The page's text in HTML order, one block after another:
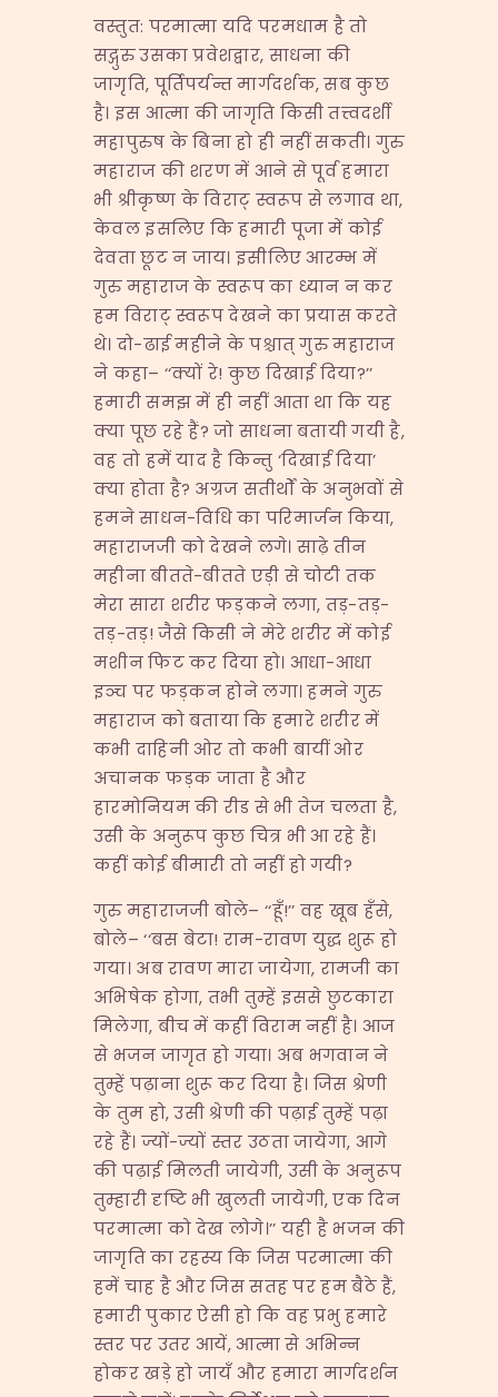
वस्तुत: परमात्मा यदि परमधाम है तो
सद्गुरु उसका प्रवेशद्वार, साधना की
जागृति, पूर्तिपर्यन्त मार्गदर्शक, सब कुछ
है। इस आत्मा की जागृति किसी तत्त्वदर्शी
महापुरुष के बिना हो ही नहीं सकती। गुरु
महाराज की शरण में आने से पूर्व हमारा
भी श्रीकृष्ण के विराट् स्वरूप से लगाव था,
केवल इसलिए कि हमारी पूजा में कोई
देवता छूट न जाय। इसीलिए आरम्भ में
गुरु महाराज के स्वरूप का ध्यान न कर
हम विराट् स्वरूप देखने का प्रयास करते
थे। दो-ढाई महीने के पश्चात् गुरु महाराज
ने कहा– ‘‘क्यों रे! कुछ दिखाई दिया?’’
हमारी समझ में ही नहीं आता था कि यह
क्या पूछ रहे हैं? जो साधना बतायी गयी है,
वह तो हमें याद है किन्तु ‘दिखाई दिया’
क्या होता है? अग्रज सतीर्थों के अनुभवों से
हमने साधन-विधि का परिमार्जन किया,
महाराजजी को देखने लगे। साढ़े तीन
महीना बीतते-बीतते एड़ी से चोटी तक
मेरा सारा शरीर फड़कने लगा, तड़-तड़-
तड़-तड़! जैसे किसी ने मेरे शरीर में कोई
मशीन फिट कर दिया हो। आधा-आधा
इञ्च पर फड़कन होने लगा। हमने गुरु
महाराज को बताया कि हमारे शरीर में
कभी दाहिनी ओर तो कभी बायीं ओर
अचानक फड़क जाता है और
हारमोनियम की रीड से भी तेज चलता है,
उसी के अनुरूप कुछ चित्र भी आ रहे हैं।
कहीं कोई बीमारी तो नहीं हो गयी?
गुरु महाराजजी बोले– ‘‘हूँ!’’ वह खूब हँसे,
बोले– ‘‘बस बेटा! राम-रावण युद्ध शुरू हो
गया। अब रावण मारा जायेगा, रामजी का
अभिषेक होगा, तभी तुम्हें इससे छुटकारा
मिलेगा, बीच में कहीं विराम नहीं है। आज
से भजन जागृत हो गया। अब भगवान ने
तुम्हें पढ़ाना शुरू कर दिया है। जिस श्रेणी
के तुम हो, उसी श्रेणी की पढ़ाई तुम्हें पढ़ा
रहे हैं। ज्यों-ज्यों स्तर उठता जायेगा, आगे
की पढ़ाई मिलती जायेगी, उसी के अनुरूप
तुम्हारी दृष्टि भी खुलती जायेगी, एक दिन
परमात्मा को देख लोगे।’’ यही है भजन की
जागृति का रहस्य कि जिस परमात्मा की
हमें चाह है और जिस सतह पर हम बैठे हैं,
हमारी पुकार ऐसी हो कि वह प्रभु हमारे
स्तर पर उतर आयें, आत्मा से अभिन्न
होकर खड़े हो जायँ और हमारा मार्गदर्शन